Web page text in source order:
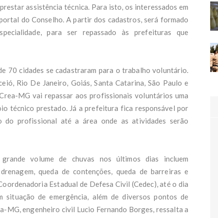
Moraes e amplia abatimento da pena de condenada pelo 8/1 -
aumenta penas de Ronnie Lessa e Élcio Queiroz pelos assassinatos
roubadas: quadrilha que invadia casas de luxo no Rio e obrigava
emite avisos de vendaval para 11 estados; ciclone extratropical já se
só no rótulo? Testes rebaixam azeites de marcas famosas no
do Mundo
ensino médio avança pouco e não bate meta, mesmo com ‘truque’ de
para inflar índice; veja exemplos - G1
contradiz Rota sobre morte apresentada 4h depois em delegacia Veja -
é denunciado por transmitir HIV intencionalmente a 4 mulheres; MP
há mais vítimas - ndmais.com.br
por recuar sobre mulher como vice, Flávio diz que 'fez duas filhas'
cuide dele na velhice; vídeo - O GLOBO
história de Gabriela Hardt, a juíza substituta de Moro que foi
Revista Fórum
de 13 anos virou 'escrava virtual' antes de morrer - Campo Grande
contrata escritório de advocacia para nova tentativa de delação - Valor
assistência técnica. Para isto, os interessados em
do Conselho. A partir dos cadastros, será formado
para ser repassado às prefeituras que
70 cidades se cadastraram para o trabalho voluntário.
Rio De Janeiro, Goiás, Santa Catarina, São Paulo e
MG vai repassar aos profissionais voluntários uma
técnico prestado. Já a prefeitura fica responsável por
do profissional até a área onde as atividades serão
volume de chuvas nos últimos dias incluem
queda de contenções, queda de barreiras e
Estadual de Defesa Civil (Cedec), até o dia
situação de emergência, além de diversos pontos de
MG, engenheiro civil Lucio Fernando Borges, ressalta a